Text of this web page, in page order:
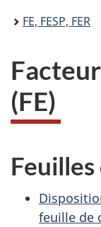
FE, FESP, FER
(FE)
feuille de